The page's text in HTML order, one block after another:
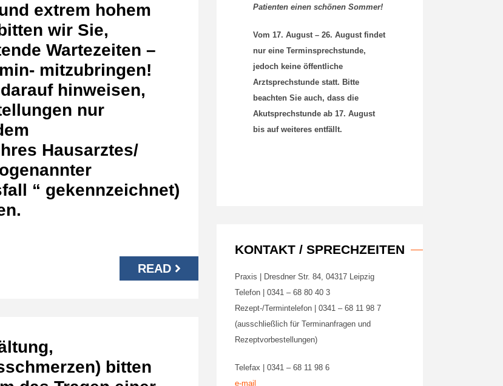
extrem hohem
wir Sie,
Wartezeiten –
mitzubringen!
hinweisen,
nur
Hausarztes/
“ gekennzeichnet)
READ
bitten
Patienten einen schönen Sommer!
Vom 17. August – 26. August findet
nur eine Terminsprechstunde,
jedoch keine öffentliche
Arztsprechstunde statt. Bitte
beachten Sie auch, dass die
Akutsprechstunde ab 17. August
bis auf weiteres entfällt.
KONTAKT / SPRECHZEITEN
Praxis | Dresdner Str. 84, 04317 Leipzig
Telefon | 0341 – 68 80 40 3
Rezept-/Termintelefon | 0341 – 68 11 98 7
(ausschließlich für Terminanfragen und
Rezeptvorbestellungen)
Telefax | 0341 – 68 11 98 6
e-mail